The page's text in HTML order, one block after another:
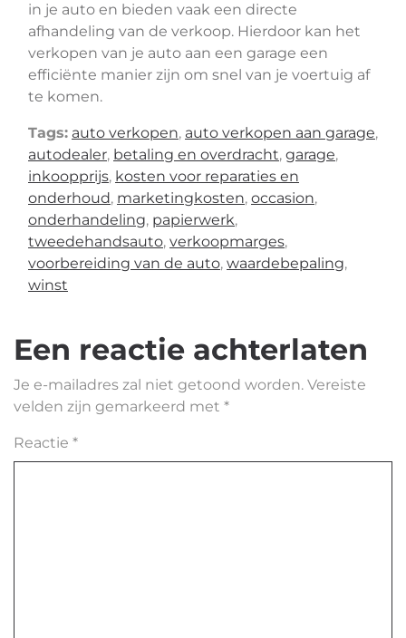
in je auto en bieden vaak een directe
afhandeling van de verkoop. Hierdoor kan het
verkopen van je auto aan een garage een
efficiënte manier zijn om snel van je voertuig af
te komen.
Tags: auto verkopen, auto verkopen aan garage,
autodealer, betaling en overdracht, garage,
inkoopprijs, kosten voor reparaties en
onderhoud, marketingkosten, occasion,
onderhandeling, papierwerk,
tweedehandsauto, verkoopmarges,
voorbereiding van de auto, waardebepaling,
winst
Een reactie achterlaten
Je e-mailadres zal niet getoond worden. Vereiste
velden zijn gemarkeerd met *
Reactie *